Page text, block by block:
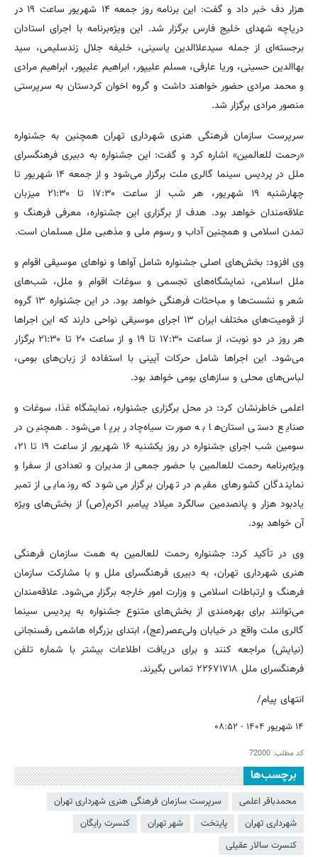
هزار دف خبر داد و گفت: این برنامه روز جمعه ۱۴ شهریور ساعت ۱۹ در
دریاچه شهدای خلیج فارس برگزار شد. این ویژه‌برنامه با اجرای استادان
برجسته‌ای از جمله سیدعلاالدین یاسینی، خلیفه جلال زندسلیمی، سید
بهاالدین حسینی، وریا عارفی، مسلم علیپور، ابراهیم علیپور، ابراهیم مرادی
و محمد مرادی حضور خواهند داشت و گروه اخوان کردستان به سرپرستی
منصور مرادی برگزار شد.
سرپرست سازمان فرهنگی هنری شهرداری تهران همچنین به جشنواره
«رحمت للعالمین» اشاره کرد و گفت: این جشنواره به دبیری فرهنگسرای
ملل در پردیس سینما گالری ملت برگزار می‌شود و از جمعه ۱۴ شهریور تا
چهارشنبه ۱۹ شهریور، هر شب از ساعت ۱۷:۳۰ تا ۲۱:۳۰ میزبان
علاقه‌مندان خواهد بود. هدف از برگزاری این جشنواره، معرفی فرهنگ و
تمدن اسلامی و همچنین آداب و رسوم ملی و مذهبی ملل مسلمان است.
وی افزود: بخش‌های اصلی جشنواره شامل آواها و نواهای موسیقی اقوام و
ملل اسلامی، نمایشگاه‌های تجسمی و سوغات اقوام و ملل، شب‌های
شعر و نشست‌ها و مباحثات فرهنگی خواهد بود. در این جشنواره ۱۳ گروه
از قومیت‌های مختلف ایران ۱۳ اجرای موسیقی نواحی دارند که این اجراها
هر روز در دو نوبت، از ساعت ۱۷:۳۰ تا ۱۹ و از ساعت ۲۰ تا ۲۱:۳۰ برگزار
می‌شود. این اجراها شامل حرکات آیینی با استفاده از زبان‌های بومی،
لباس‌های محلی و سازهای بومی خواهد بود.
اعلمی خاطرنشان کرد: در محل برگزاری جشنواره، نمایشگاه غذا، سوغات و
صنایع دستی استان‌ها به صورت سیاه‌چادر برپا می‌شود. همچنین در
سومین شب اجرای جشنواره در روز یکشنبه ۱۶ شهریور از ساعت ۱۹ تا ۲۱،
ویژه‌برنامه رحمت للعالمین با حضور جمعی از مدیران و تعدادی از سفرا و
نمایندگان کشورهای مقیم در تهران برگزار می‌شود که رونمایی از تمبر
یادبود هزار و پانصدمین سالگرد میلاد پیامبر اکرم(ص) از بخش‌های ویژه
آن خواهد بود.
وی در تأکید کرد: جشنواره رحمت للعالمین به همت سازمان فرهنگی
هنری شهرداری تهران، به دبیری فرهنگسرای ملل و با مشارکت سازمان
فرهنگ و ارتباطات اسلامی و وزارت امور خارجه برگزار می‌شود. علاقه‌مندان
می‌توانند برای بهره‌مندی از بخش‌های متنوع جشنواره به پردیس سینما
گالری ملت واقع در خیابان ولی‌عصر(عج)، ابتدای بزرگراه هاشمی رفسنجانی
(نیایش) مراجعه کنند و برای دریافت اطلاعات بیشتر با شماره تلفن
فرهنگسرای ملل ۲۲۶۷۱۷۱۸ تماس بگیرند.
انتهای پیام/
۱۴ شهریور ۱۴۰۴ - ۰۸:۵۲
کد مطلب: 72000
برچسب‌ها
محمدباقر اعلمی
سرپرست سازمان فرهنگی هنری شهرداری تهران
شهرداری تهران
پایتخت شهر تهران
کنسرت رایگان
کنسرت سالار عقیلی